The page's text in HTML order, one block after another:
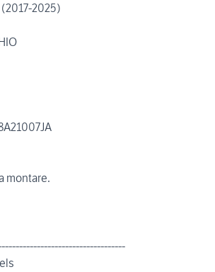
2025)
montare.